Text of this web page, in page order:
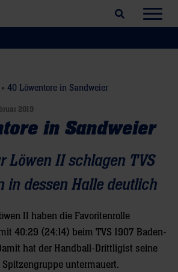
Suchfeld öffnen
» 40 Löwentore in Sandweier
2019
in Sandweier
Löwen II schlagen TVS
in dessen Halle deutlich
II haben die Favoritenrolle
40:29 (24:14) beim TVS 1907 Baden-
hat der Handball-Drittligist seine
untermauert.